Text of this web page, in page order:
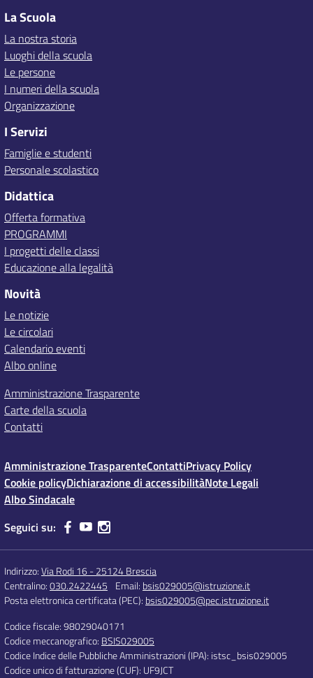
La Scuola
La nostra storia
Luoghi della scuola
Le persone
I numeri della scuola
Organizzazione
I Servizi
Famiglie e studenti
Personale scolastico
Didattica
Offerta formativa
PROGRAMMI
I progetti delle classi
Educazione alla legalità
Novità
Le notizie
Le circolari
Calendario eventi
Albo online
Amministrazione Trasparente
Carte della scuola
Contatti
Amministrazione TrasparenteContattiPrivacy Policy
Cookie policyDichiarazione di accessibilitàNote Legali
Albo Sindacale
Seguici su:
Indirizzo:Via Rodi 16 - 25124 Brescia
Centralino:030.2422445 Email: bsis029005@istruzione.it
Posta elettronica certificata (PEC): bsis029005@pec.istruzione.it
Codice fiscale: 98029040171
Codice meccanografico: BSIS029005
Codice Indice delle Pubbliche Amministrazioni (IPA): istsc_bsis029005
Codice unico di fatturazione (CUF): UF9JCT